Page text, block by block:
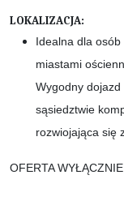
LOKALIZACJA:
Idealna dla
miastami
Wygodny
sąsiedztwie
rozwiojająca się
OFERTA